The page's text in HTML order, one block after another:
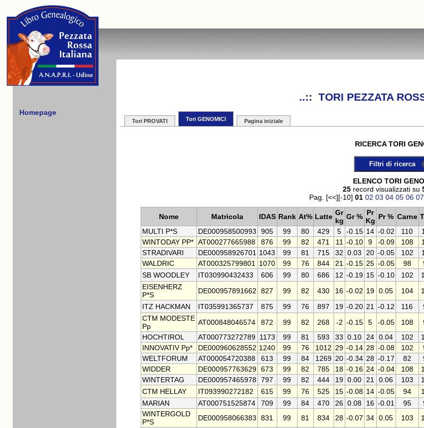
Homepage
..:: TORI PEZZATA
Tori PROVATI Tori GENOMICI Pagina iniziale
RICERCA TORI
Filtri di ricerca
ELENCO TORI
25 record visualizzati su
Pag. [<<][-10] 01 02 03 04 05 06 07
Nome Matricola IDAS Rank At% Latte Gr
kg Gr % Pr
Kg Pr % Carne
MULTI P*S
DE000958500993 905 99 80 429 5 -0.15 14 -0.02 110
WINTODAY PP* AT000277665988 876 99 82 471 11 -0.10 9 -0.09 108
STRADIVARI
DE000958926701 1043 99 81 715 32 0.03 20 -0.05 102
WALDRIC
AT000325799801 1070 99 76 844 21 -0.15 25 -0.05 98
SB WOODLEY
IT030990432433 606 99 80 686 12 -0.19 15 -0.10 102
EISENHERZ
P*S
DE000957891662 827 99 82 430 16 -0.02 19 0.05 104
ITZ HACKMAN
IT035991365737 875 99 76 897 19 -0.20 21 -0.12 116
CTM MODESTE
Pp
AT000848046574 872 99 82 268 -2 -0.15 5 -0.05 108
HOCHTIROL
AT000773272789 1173 99 81 593 33 0.10 24 0.04 102
INNOVATIV Pp*
DE000960628552 1240 99 76 1012 29 -0.14 28 -0.08 102
WELTFORUM
AT000054720388 613 99 84 1269 20 -0.34 28 -0.17 82
WIDDER
DE000957763629 673 99 82 785 18 -0.16 24 -0.04 108
WINTERTAG
DE000957465978 797 99 82 444 19 0.00 21 0.06 103
CTM HELLAY
IT093990272182 615 99 76 525 15 -0.08 14 -0.05 94
MARIAN
AT000751525874 709 99 84 470 26 0.08 16 -0.01 95
WINTERGOLD
P*S
DE000958066383 831 99 81 834 28 -0.07 34 0.05 103